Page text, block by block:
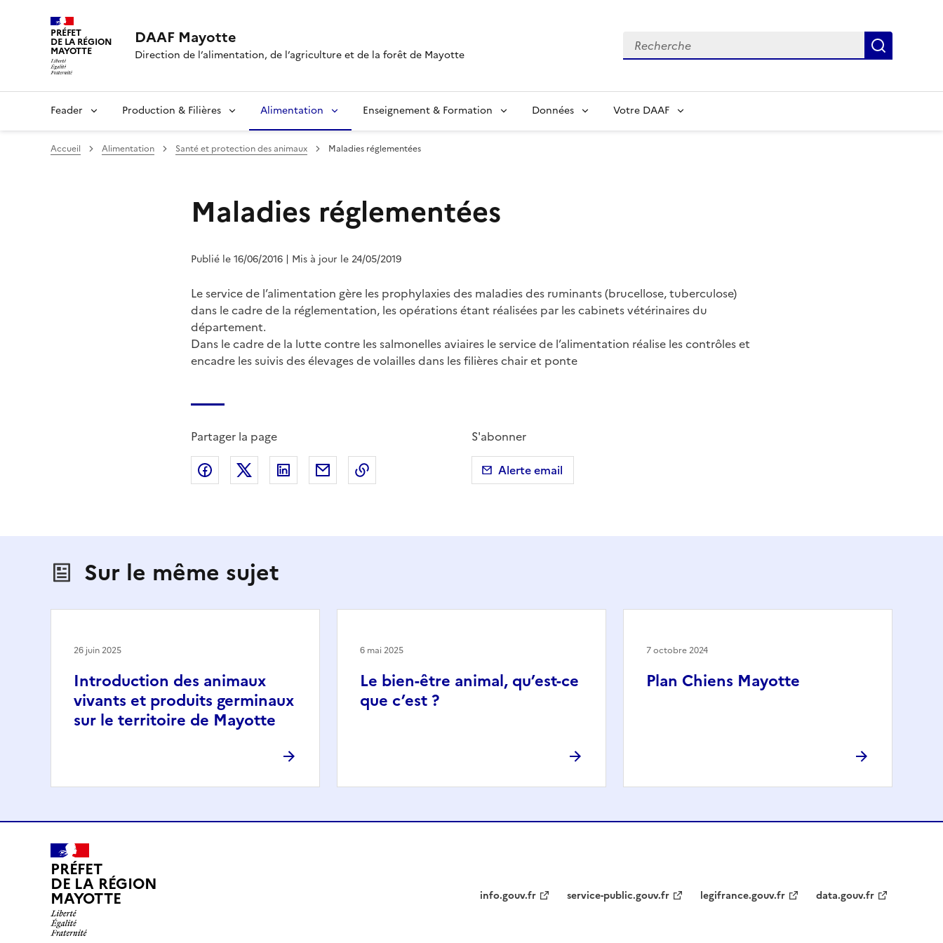
PRÉFET
DE LA RÉGION
MAYOTTE
DAAF Mayotte
Direction de l’alimentation, de l’agriculture et de la forêt de Mayotte
Recherche
Feader Production & Filières Alimentation Enseignement & Formation Données Votre DAAF
Accueil Alimentation Santé et protection des animaux Maladies réglementées
Maladies réglementées
Publié le 16/06/2016 | Mis à jour le 24/05/2019
Le service de l’alimentation gère les prophylaxies des maladies des ruminants (brucellose, tuberculose)
dans le cadre de la réglementation, les opérations étant réalisées par les cabinets vétérinaires du
département.
Dans le cadre de la lutte contre les salmonelles aviaires le service de l’alimentation réalise les contrôles et
encadre les suivis des élevages de volailles dans les filières chair et ponte
Partager la page
Partager sur Facebook
Partager sur X (anciennement Twitter)
Partager sur LinkedIn
Partager par emailCopier dans le presse-papier
S'abonner
Alerte email
Sur le même sujet
Introduction des animaux
vivants et produits germinaux
sur le territoire de Mayotte
26 juin 2025
Le bien-être animal, qu’est-ce
que c’est ?
6 mai 2025
Plan Chiens Mayotte
7 octobre 2024
PRÉFET
DE LA RÉGION
MAYOTTE info.gouv.fr service-public.gouv.fr legifrance.gouv.fr data.gouv.fr